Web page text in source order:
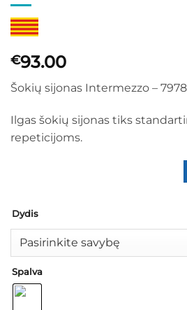
€93.00
Šokių sijonas Intermezzo – 7978
Ilgas šokių sijonas tiks
repeticijoms.
Dydis
Spalva